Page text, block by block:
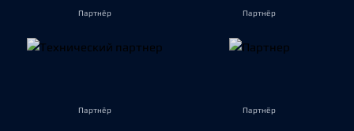
Партнёр Партнёр
Партнёр Партнёр